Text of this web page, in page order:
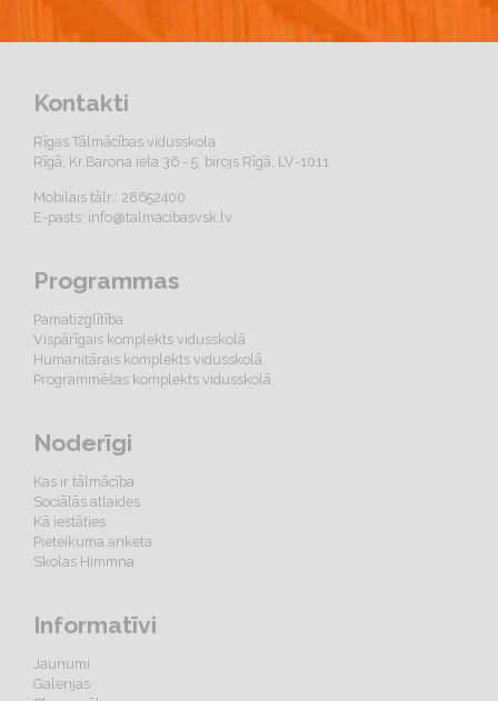
Kontakti
Rīgas Tālmācības vidusskola
Rīgā, Kr.Barona iela 36 - 5. birojs Rīgā, LV-1011
Mobilais tālr.: 28652400
E-pasts: info@talmacibasvsk.lv
Programmas
Pamatizglītība
Vispārīgais komplekts vidusskolā
Humanitārais komplekts vidusskolā
Programmēšas komplekts vidusskolā
Noderīgi
Kas ir tālmācība
Sociālās atlaides
Kā iestāties
Pieteikuma anketa
Skolas Himmna
Informatīvi
Jaunumi
Galerijas